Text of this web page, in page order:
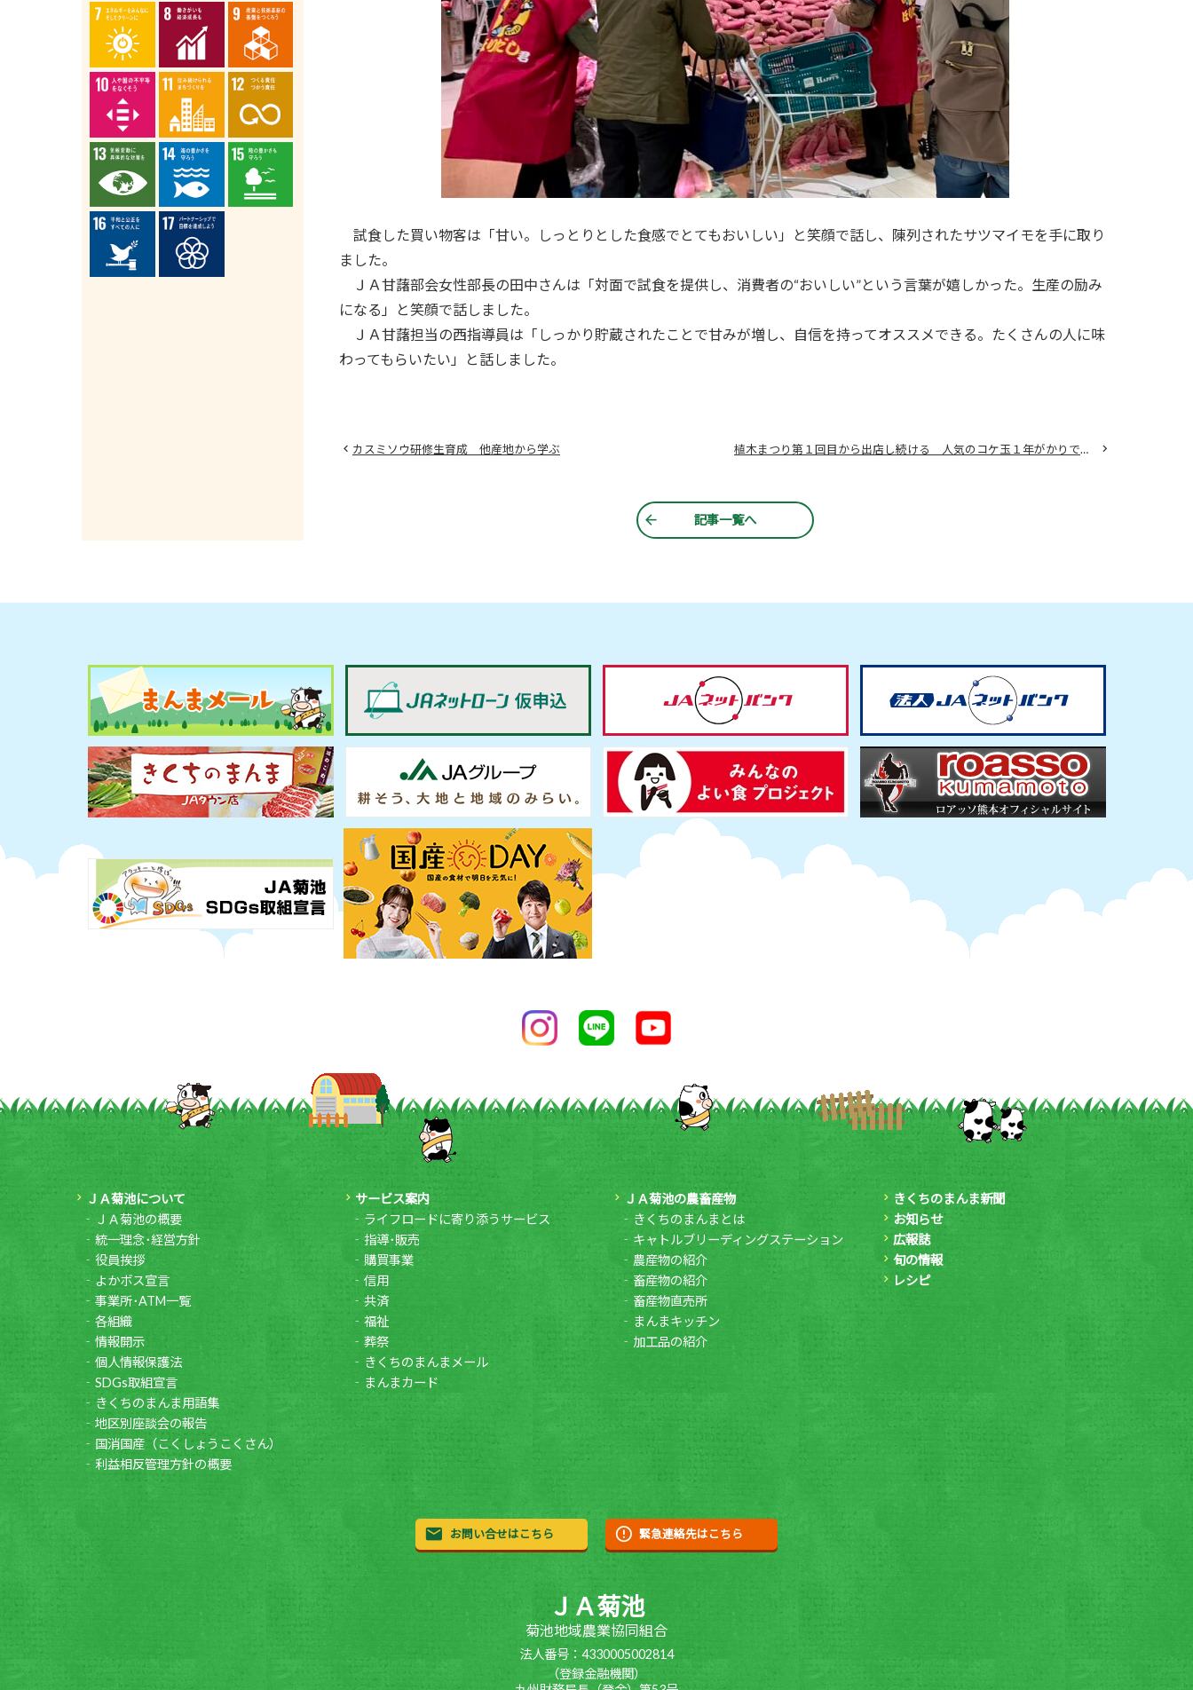
試食した買い物客は「甘い。しっとりとした食感でとてもおいしい」と笑顔で話し、陳列されたサツマイモを手に取り
ました。
ＪＡ甘藷部会女性部長の田中さんは「対面で試食を提供し、消費者の“おいしい”という言葉が嬉しかった。生産の励み
になる」と笑顔で話しました。
ＪＡ甘藷担当の西指導員は「しっかり貯蔵されたことで甘みが増し、自信を持ってオススメできる。たくさんの人に味
わってもらいたい」と話しました。
カスミソウ研修生育成 他産地から学ぶ 植木まつり第１回目から出店し続ける 人気のコケ玉１年がかりで 樹木に情熱 植木まつりに今年も
記事一覧へ
ＪＡ菊池について
ＪＡ菊池の概要
統一理念･経営方針
役員挨拶
よかボス宣言
事業所･ATM一覧
各組織
情報開示
個人情報保護法
SDGs取組宣言
きくちのまんま用語集
地区別座談会の報告
国消国産（こくしょうこくさん）
利益相反管理方針の概要
サービス案内
ライフロードに寄り添うサービス
指導･販売
購買事業
信用
共済
福祉
葬祭
きくちのまんまメール
まんまカード
ＪＡ菊池の農畜産物
きくちのまんまとは
キャトルブリーディングステーション
農産物の紹介
畜産物の紹介
畜産物直売所
まんまキッチン
加工品の紹介
きくちのまんま新聞
お知らせ
広報誌
旬の情報
レシピ
お問い合せはこちら 緊急連絡先はこちら
ＪＡ菊池
菊池地域農業協同組合
法人番号：4330005002814
（登録金融機関）